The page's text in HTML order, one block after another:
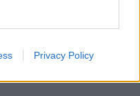
Privacy Policy
χωρίς μακιγιάζ
σωστού skincare